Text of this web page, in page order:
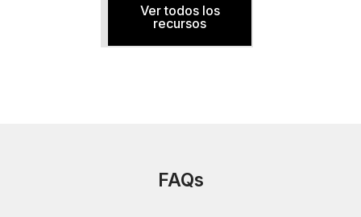
Ver todos los
recursos
FAQs